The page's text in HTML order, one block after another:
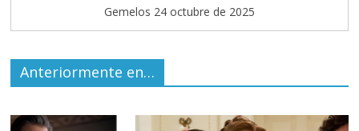
Gemelos 24 octubre de 2025
Anteriormente en…